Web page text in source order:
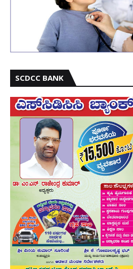
SCDCC BANK